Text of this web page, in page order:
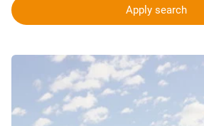
Apply search
Winzerhof Wurst